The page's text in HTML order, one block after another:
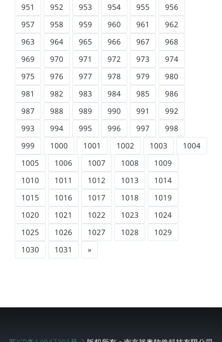
951
952 953 954 955
956
957
958 959 960 961
962
963
964 965 966 967
968
969
970 971 972 973
974
975
976 977 978 979
980
981
982 983 984 985
986
987
988 989 990 991
992
993
994 995 996 997
998
999
1000 1001 1002 1003
1004
1005
1006 1007 1008
1009
1010
1011 1012 1013
1014
1015
1016 1017 1018
1019
1020
1021 1022 1023
1024
1025
1026 1027 1028
1029
1030
1031 »